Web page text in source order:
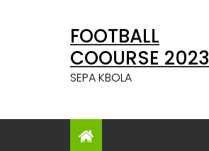
FOOTBALL
COOURSE 2023
SEPA KBOLA